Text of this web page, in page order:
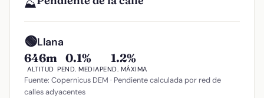
⛰️
🟢Llana
646m
ALTITUD
0.1%
PEND. MEDIA
1.2%
PEND. MÁXIMA
Fuente: Copernicus DEM · Pendiente calculada por red de
calles adyacentes